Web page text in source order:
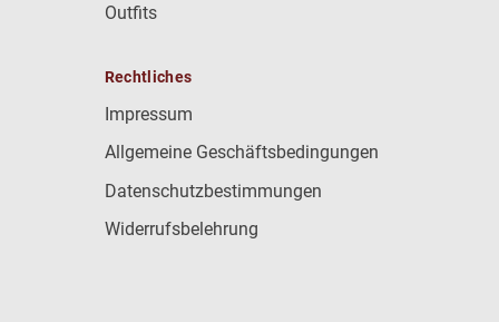
Outfits
Rechtliches
Impressum
Allgemeine Geschäftsbedingungen
Datenschutzbestimmungen
Widerrufsbelehrung